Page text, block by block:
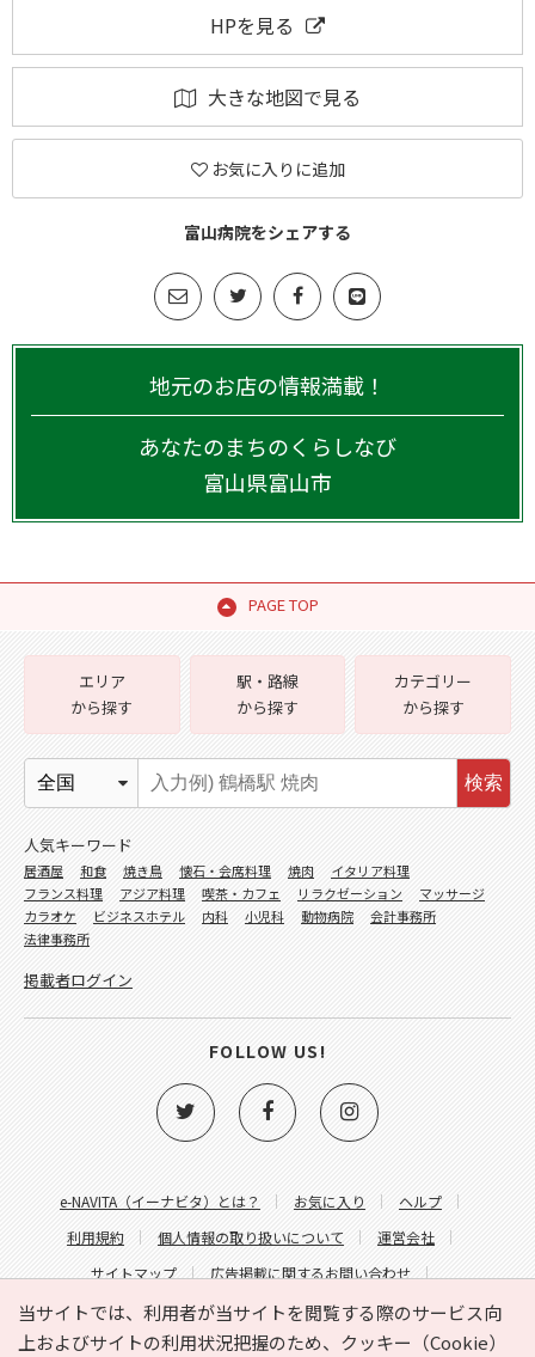
HPを見る
大きな地図で見る
お気に入りに追加
富山病院をシェアする
地元のお店の情報満載！
あなたのまちのくらしなび
富山県富山市
PAGE TOP
当サイトでは、利用者が当サイトを閲覧する際のサービス向
上およびサイトの利用状況把握のため、クッキー（Cookie）
e-NAVITA（イーナビタ）とは？ お気に入り
ヘルプ
利用規約
個人情報の取り扱いについて
運営会社
サイトマップ
広告掲載に関するお問い合わせ
サイトの内容に関するお問い合わせ
エリア
から探す
駅・路線
から探す
カテゴリー
から探す
検索
人気キーワード
居酒屋 和食 焼き鳥 懐石・会席料理 焼肉
イタリア料理
フランス料理
アジア料理 喫茶・カフェ リラクゼーション
マッサージ
カラオケ
ビジネスホテル 内科 小児科 動物病院
会計事務所
法律事務所
掲載者ログイン
FOLLOW US!